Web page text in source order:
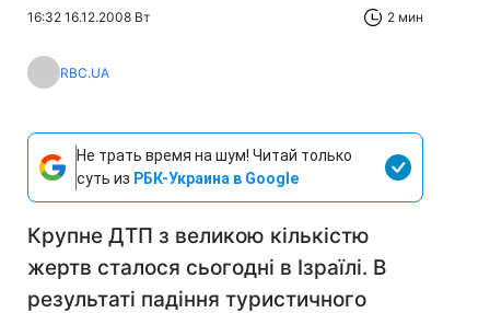
16:32 16.12.2008 Вт 2 мин
RBC.UA
Не трать время на шум! Читай только
суть из РБК-Украина в Google
Крупне ДТП з великою кількістю
жертв сталося сьогодні в Ізраїлі. В
результаті падіння туристичного